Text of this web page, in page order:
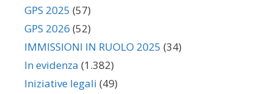
GPS 2025 (57)
GPS 2026 (52)
IMMISSIONI IN RUOLO 2025 (34)
In evidenza (1.382)
Iniziative legali (49)